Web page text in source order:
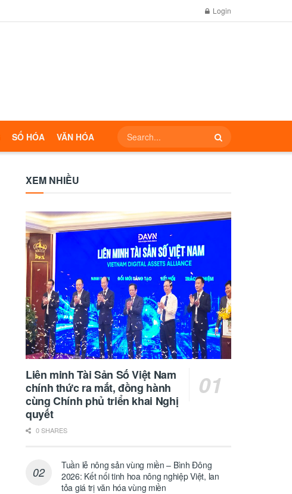
Login
SỐ HÓA VĂN HÓA
XEM NHIỀU
Liên minh Tài Sản Số Việt Nam
chính thức ra mắt, đồng hành
cùng Chính phủ triển khai Nghị
quyết
0 SHARES
Tuần lễ nông sản vùng miền – Bình Đông
2026: Kết nối tinh hoa nông nghiệp Việt, lan
tỏa giá trị văn hóa vùng miền